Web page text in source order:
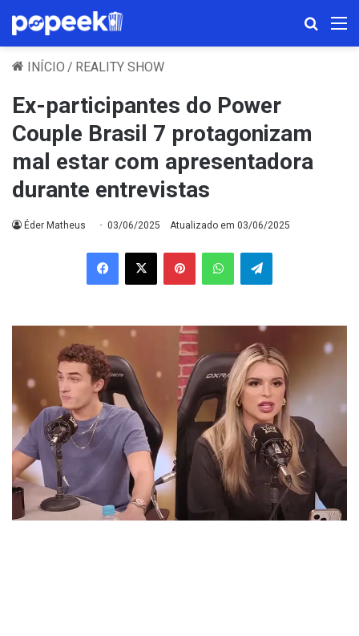
INÍCIO / REALITY SHOW
Ex-participantes do Power
Couple Brasil 7 protagonizam
mal estar com apresentadora
durante entrevistas
Éder Matheus 03/06/2025 Atualizado em 03/06/2025
Facebook
X PinterestWhatsAppTelegram